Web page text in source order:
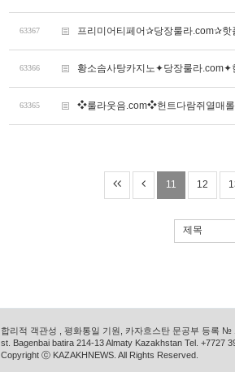
63367 프리미어티페어✰당장룰라.com✰핫
63366 황소솜사탕카지노✦당장룰라.com✦
63365 ❖룰라웃음.com❖헌트다람쥐열매
11 12
제목
합리적 객관성 , 평화통일 기원, 카자흐스탄 문공부 등록
st. Bagenbai batira 214-13 Almaty Kazakhstan Tel. +7727
Copyright ⓒ KAZAKHNEWS. All Rights Reserved.